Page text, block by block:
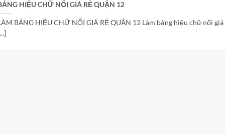
HIỆU CHỮ NỔI GIÁ RẺ QUẬN 12
BẢNG HIỆU CHỮ NỔI GIÁ RẺ QUẬN 12 Làm bảng hiệu chữ nổi giá